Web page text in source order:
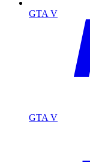
GTA V
GTA V